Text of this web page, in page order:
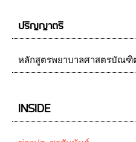
ปริญญาตรี
หลักสูตรพยาบาลศาสตรบัณฑิ
INSIDE